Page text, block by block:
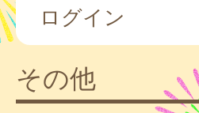
ログイン
その他